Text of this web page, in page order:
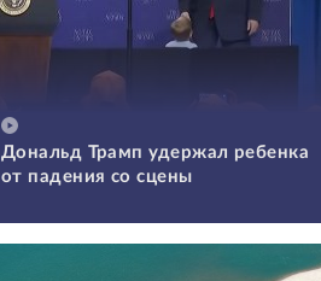
Дональд Трамп удержал ребенка
от падения со сцены